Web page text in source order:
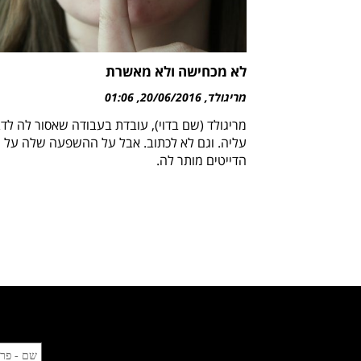
לא מכחישה ולא מאשרת
מריגולד 20/06/2016
01:06
מריגולד (שם בדוי), עובדת בעבודה שאסור לה
עליה. וגם לא לכתוב. אבל על ההשפעה שלה על
הדייטים מותר לה.